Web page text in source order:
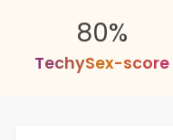
80%
TechySex-score